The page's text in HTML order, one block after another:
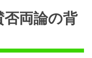
両論の背